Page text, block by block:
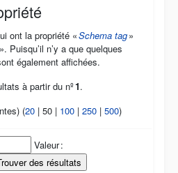
ont la propriété «Schema tag»
également affichées.
à partir du nº1.
) (20 | 50 | 100 | 250 | 500)
Valeur :